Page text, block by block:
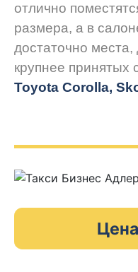
отлично
размера, а в
достаточно
крупнее принятых
Toyota Corolla,